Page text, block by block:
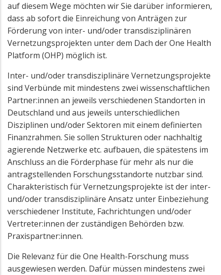
auf diesem Wege möchten wir Sie darüber informieren,
dass ab sofort die Einreichung von Anträgen zur
Förderung von inter- und/oder transdisziplinären
Vernetzungsprojekten unter dem Dach der One Health
Platform (OHP) möglich ist.
Inter- und/oder transdisziplinäre Vernetzungsprojekte
sind Verbünde mit mindestens zwei wissenschaftlichen
Partner:innen an jeweils verschiedenen Standorten in
Deutschland und aus jeweils unterschiedlichen
Disziplinen und/oder Sektoren mit einem definierten
Finanzrahmen. Sie sollen Strukturen oder nachhaltig
agierende Netzwerke etc. aufbauen, die spätestens im
Anschluss an die Förderphase für mehr als nur die
antragstellenden Forschungsstandorte nutzbar sind.
Charakteristisch für Vernetzungsprojekte ist der inter-
und/oder transdisziplinäre Ansatz unter Einbeziehung
verschiedener Institute, Fachrichtungen und/oder
Vertreter:innen der zuständigen Behörden bzw.
Praxispartner:innen.
Die Relevanz für die One Health-Forschung muss
ausgewiesen werden. Dafür müssen mindestens zwei